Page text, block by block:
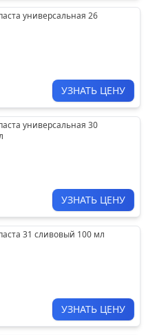
универсальная 26
УЗНАТЬ ЦЕНУ
универсальная 30
УЗНАТЬ ЦЕНУ
31 сливовый 100 мл
УЗНАТЬ ЦЕНУ